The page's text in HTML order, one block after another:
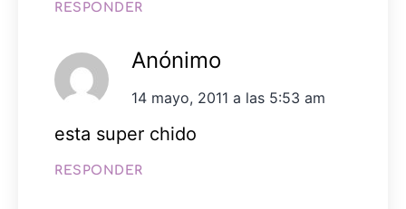
RESPONDER
Anónimo
14 mayo, 2011 a las 5:53 am
esta super chido
RESPONDER